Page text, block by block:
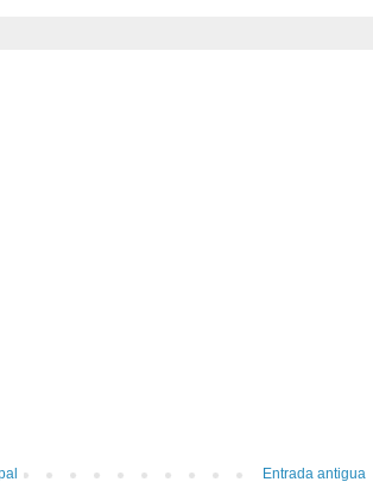
Entrada antigua